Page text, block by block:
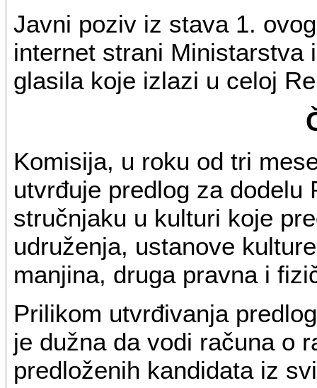
Javni poziv iz stava 1.
internet strani Ministarstva
glasila koje izlazi u celoj
Komisija, u roku od tri
utvrđuje predlog za dodelu
stručnjaku u kulturi koje
udruženja, ustanove
manjina, druga pravna i
Prilikom utvrđivanja
je dužna da vodi računa o
predloženih kandidata iz